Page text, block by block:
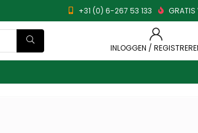
+31 (0) 6-267 53 133 GRATIS
INLOGGEN /